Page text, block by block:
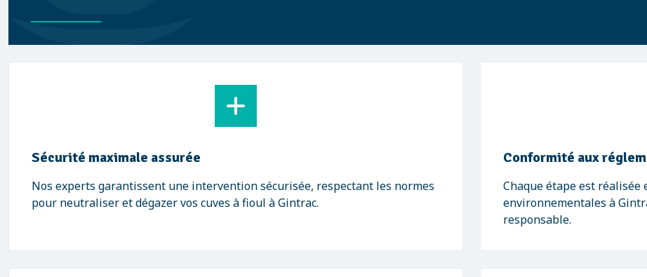
Sécurité maximale assurée
Nos experts garantissent une intervention sécurisée, respectant les normes
pour neutraliser et dégazer vos cuves à fioul à Gintrac.
Conformité aux
Chaque étape est
environnementales à
responsable.